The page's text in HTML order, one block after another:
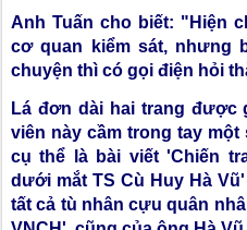
Anh Tuấn cho biết: "Hiện
cơ quan kiểm sát, nhưng
chuyện thì có gọi điện hỏi
Lá đơn dài hai trang được
viên này cầm trong tay
cụ thể là bài viết 'Chiến
dưới mắt TS Cù Huy Hà
tất cả tù nhân cựu quân